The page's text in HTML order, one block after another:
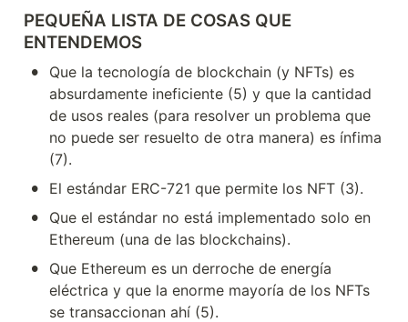
PEQUEÑA LISTA DE COSAS QUE
ENTENDEMOS
•
Que la tecnología de blockchain (y NFTs) es
absurdamente ineficiente (5) y que la cantidad
de usos reales (para resolver un problema que
no puede ser resuelto de otra manera) es ínfima
(7).
• El estándar ERC-721 que permite los NFT (3).
•
Que el estándar no está implementado solo en
Ethereum (una de las blockchains).
•
Que Ethereum es un derroche de energía
eléctrica y que la enorme mayoría de los NFTs
se transaccionan ahí (5).